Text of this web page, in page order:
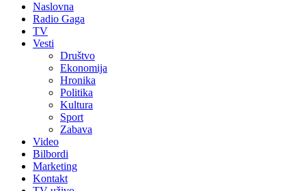
Naslovna
Radio Gaga
TV
Vesti
Društvo
Ekonomija
Hronika
Politika
Kultura
Sport
Zabava
Video
Bilbordi
Marketing
Kontakt